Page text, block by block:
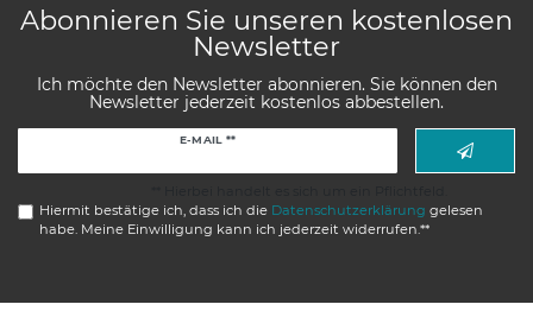
Abonnieren Sie unseren kostenlosen
Newsletter
Ich möchte den Newsletter abonnieren. Sie können den
Newsletter jederzeit kostenlos abbestellen.
E-MAIL **
Hiermit bestätige ich, dass ich die Daten­schutz­erklärung gelesen
habe. Meine Einwilligung kann ich jederzeit widerrufen.**